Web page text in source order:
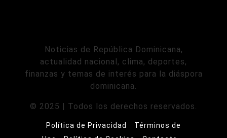
Noticias de República Dominicana,
actualidad nacional, clima, deportes,
finanzas y temas de interés para la diáspora
dominicana.
© 2025 | Todos los derechos reservados.
Política de Privacidad
Términos de